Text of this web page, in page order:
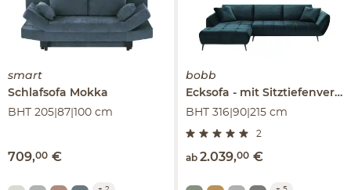
smart
Schlafsofa Mokka
BHT 205|87|100 cm
709,00 €
bobb
Ecksofa
mit Sitztiefenverstellung
BHT 316|90|215 cm
2
ab 2.039,00 €